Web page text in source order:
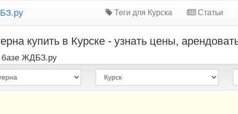
Теги для Курска Статьи
купить в Курске - узнать цены,
базе ЖДБЗ.ру